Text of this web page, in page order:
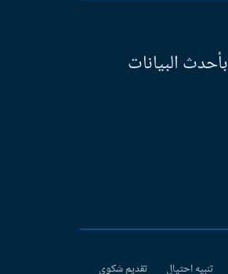
بأحدث البيانات
تنبيه احتيال تقديم شكوى